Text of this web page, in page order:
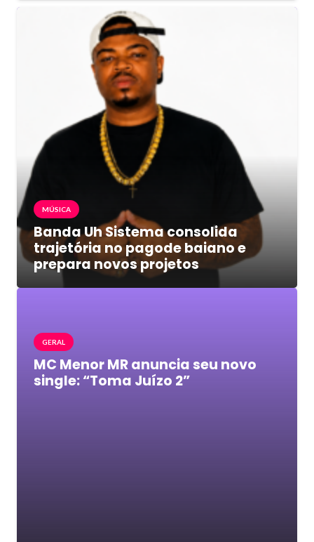
MÚSICA
Banda Uh Sistema consolida
trajetória no pagode baiano e
prepara novos projetos
GERAL
MC Menor MR anuncia seu novo
single: “Toma Juízo 2”